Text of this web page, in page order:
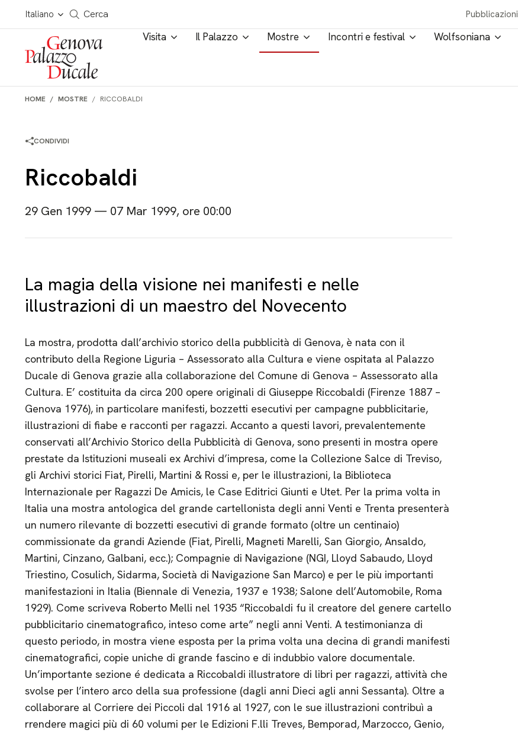
Salta al contenuto
Italiano
Cerca in tutto il sito
Cerca Pubblicazioni
Visita Il Palazzo Mostre Incontri e festival Wolfsoniana
HOME MOSTRE RICCOBALDI
CONDIVIDI
Riccobaldi
29 Gen 1999 — 07 Mar 1999, ore 00:00
La magia della visione nei manifesti e nelle
illustrazioni di un maestro del Novecento
La mostra, prodotta dall’archivio storico della pubblicità di Genova, è nata con il
contributo della Regione Liguria – Assessorato alla Cultura e viene ospitata al Palazzo
Ducale di Genova grazie alla collaborazione del Comune di Genova – Assessorato alla
Cultura. E’ costituita da circa 200 opere originali di Giuseppe Riccobaldi (Firenze 1887 –
Genova 1976), in particolare manifesti, bozzetti esecutivi per campagne pubblicitarie,
illustrazioni di fiabe e racconti per ragazzi. Accanto a questi lavori, prevalentemente
conservati all’Archivio Storico della Pubblicità di Genova, sono presenti in mostra opere
prestate da Istituzioni museali ex Archivi d’impresa, come la Collezione Salce di Treviso,
gli Archivi storici Fiat, Pirelli, Martini & Rossi e, per le illustrazioni, la Biblioteca
Internazionale per Ragazzi De Amicis, le Case Editrici Giunti e Utet. Per la prima volta in
Italia una mostra antologica del grande cartellonista degli anni Venti e Trenta presenterà
un numero rilevante di bozzetti esecutivi di grande formato (oltre un centinaio)
commissionate da grandi Aziende (Fiat, Pirelli, Magneti Marelli, San Giorgio, Ansaldo,
Martini, Cinzano, Galbani, ecc.); Compagnie di Navigazione (NGI, Lloyd Sabaudo, Lloyd
Triestino, Cosulich, Sidarma, Società di Navigazione San Marco) e per le più importanti
manifestazioni in Italia (Biennale di Venezia, 1937 e 1938; Salone dell’Automobile, Roma
1929). Come scriveva Roberto Melli nel 1935 “Riccobaldi fu il creatore del genere cartello
pubblicitario cinematografico, inteso come arte” negli anni Venti. A testimonianza di
questo periodo, in mostra viene esposta per la prima volta una decina di grandi manifesti
cinematografici, copie uniche di grande fascino e di indubbio valore documentale.
Un’importante sezione é dedicata a Riccobaldi illustratore di libri per ragazzi, attività che
svolse per l’intero arco della sua professione (dagli anni Dieci agli anni Sessanta). Oltre a
collaborare al Corriere dei Piccoli dal 1916 al 1927, con le sue illustrazioni contribuì a
rrendere magici più di 60 volumi per le Edizioni F.lli Treves, Bemporad, Marzocco, Genio,